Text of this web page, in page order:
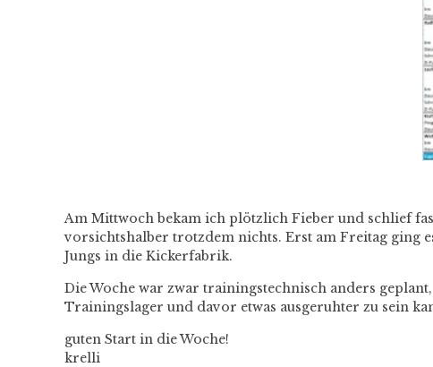
Am Mittwoch bekam ich plötzlich Fieber und schlief
vorsichtshalber trotzdem nichts. Erst am Freitag ging
Jungs in die Kickerfabrik.
Die Woche war zwar trainingstechnisch anders
Trainingslager und davor etwas ausgeruhter zu sein
guten Start in die Woche!
krelli